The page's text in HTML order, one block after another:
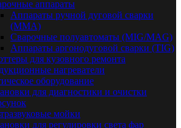
аппараты
Аппараты ручной дуговой сварки
(MMA)
Сварочные полуавтоматы (MIG/MAG)
Аппараты аргонодуговой сварки (TIG)
для кузовного ремонта
нагреватели
оборудование
для диагностики и очистки
мойки
для регулировки света фар